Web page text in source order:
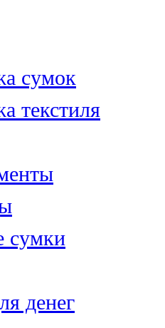
сумок
текстиля
сумки
денег